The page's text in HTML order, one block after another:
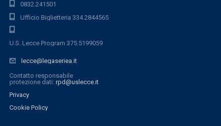
0832.241501
Ufficio Biglietteria 334.2844565
U.S. Lecce Program 375.5199059
lecce@legaseriea.it
Contatto responsabile
protezione dati: rpd@uslecce.it
Privacy
Cookie Policy